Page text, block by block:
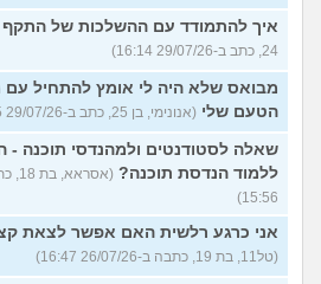
איך להתמודד עם ההשלכות של התקף
24, כתב ב-29/07/26 16:14)
מבואס שלא היה לי אומץ להתחיל עם
הטעם שלי (אנונימי, בן 25, כתב ב-29/07/26 16:05)
שאלה לסטודנטים ולמהנדסי תוכנה -
ללמוד הנדסת תוכנה?
15:56)
אני כרגע רלשית האם אפשר לצאת
(טל11, בת 19, כתבה ב-26/07/26 16:47)